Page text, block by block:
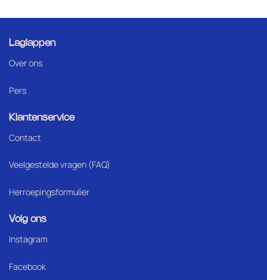
Laglappen
Over ons
Pers
Klantenservice
Contact
Veelgestelde vragen (FAQ)
Herroepingsformulier
Volg ons
Instagram
Facebook